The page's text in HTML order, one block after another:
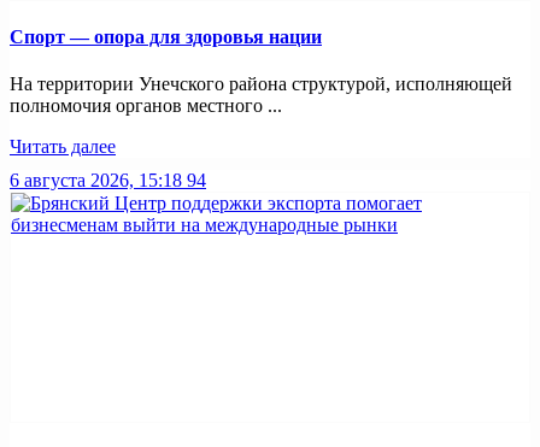
Спорт — опора для здоровья нации
На территории Унечского района структурой, исполняющей
полномочия органов местного ...
Читать далее
6 августа 2026, 15:18 94